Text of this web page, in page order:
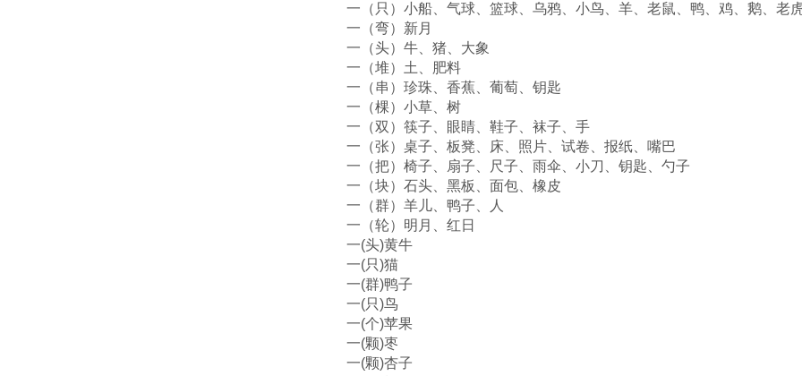
一（只）小船、气球、篮球、乌鸦、小鸟、羊、老鼠、鸭、鸡、鹅、老
一（弯）新月
一（头）牛、猪、大象
一（堆）土、肥料
一（串）珍珠、香蕉、葡萄、钥匙
一（棵）小草、树
一（双）筷子、眼睛、鞋子、袜子、手
一（张）桌子、板凳、床、照片、试卷、报纸、嘴巴
一（把）椅子、扇子、尺子、雨伞、小刀、钥匙、勺子
一（块）石头、黑板、面包、橡皮
一（群）羊儿、鸭子、人
一（轮）明月、红日
一(头)黄牛
一(只)猫
一(群)鸭子
一(只)鸟
一(个)苹果
一(颗)枣
一(颗)杏子